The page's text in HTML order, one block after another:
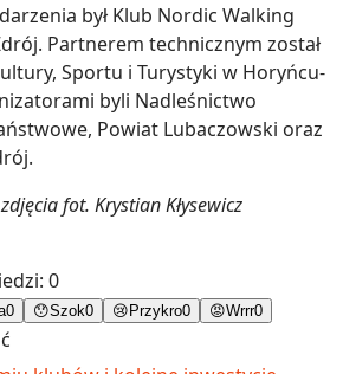
był Klub Nordic Walking
Partnerem technicznym został
Sportu i Turystyki w Horyńcu-
byli Nadleśnictwo
Powiat Lubaczowski oraz
fot. Krystian Kłysewicz
0
0 😯Szok0 😢 Przykro0 😡Wrrr0